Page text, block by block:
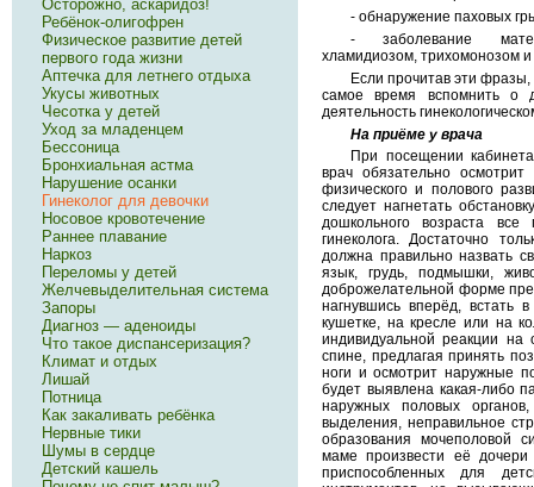
- обнаружение паховых
- заболевание
хламидиозом, трихомонозом и
Если прочитав эти фразы,
самое время вспомнить о
деятельность
На приёме у врача
При посещении
врач обязательно осмотрит
физического и полового
следует нагнетать
дошкольного возраста все
гинеколога. Достаточно
должна правильно назвать
язык, грудь, подмышки,
доброжелательной форме
нагнувшись вперёд, встать
кушетке, на кресле или на
индивидуальной реакции
спине, предлагая принять
ноги и осмотрит наружные
будет выявлена какая-либо
наружных половых
выделения, неправильное
образования мочеполовой
маме произвести её
приспособленных для
Осторожно, аскаридоз!
Ребёнок-олигофрен
Физическое развитие детей
первого года жизни
Аптечка для летнего отдыха
Укусы животных
Чесотка у детей
Уход за младенцем
Бессоница
Бронхиальная астма
Нарушение осанки
Гинеколог для девочки
Носовое кровотечение
Раннее плавание
Наркоз
Переломы у детей
Желчевыделительная система
Запоры
Диагноз — аденоиды
Что такое диспансеризация?
Климат и отдых
Лишай
Потница
Как закаливать ребёнка
Нервные тики
Шумы в сердце
Детский кашель